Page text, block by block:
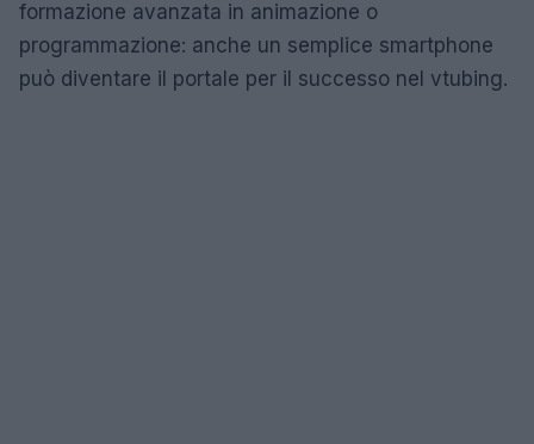
formazione avanzata in animazione o
programmazione: anche un semplice smartphone
può diventare il portale per il successo nel vtubing.